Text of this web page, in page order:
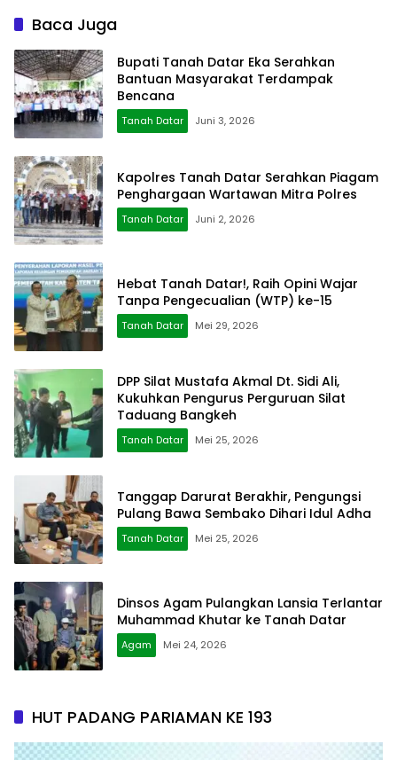
Baca Juga
Bupati Tanah Datar Eka Serahkan
Bantuan Masyarakat Terdampak
Bencana
Tanah Datar Juni 3, 2026
Kapolres Tanah Datar Serahkan Piagam
Penghargaan Wartawan Mitra Polres
Tanah Datar Juni 2, 2026
Hebat Tanah Datar!, Raih Opini Wajar
Tanpa Pengecualian (WTP) ke-15
Tanah Datar Mei 29, 2026
DPP Silat Mustafa Akmal Dt. Sidi Ali,
Kukuhkan Pengurus Perguruan Silat
Taduang Bangkeh
Tanah Datar Mei 25, 2026
Tanggap Darurat Berakhir, Pengungsi
Pulang Bawa Sembako Dihari Idul Adha
Tanah Datar Mei 25, 2026
Dinsos Agam Pulangkan Lansia Terlantar
Muhammad Khutar ke Tanah Datar
Agam Mei 24, 2026
HUT PADANG PARIAMAN KE 193